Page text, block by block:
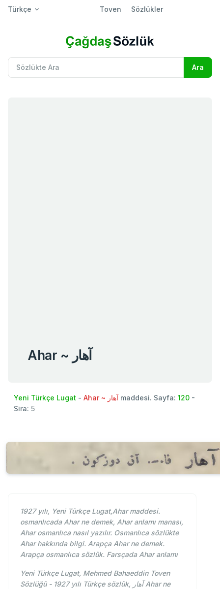
Türkçe Toven Sözlükler
Ahar ~ آهار
Yeni Türkçe Lugat - Ahar ~ آهار maddesi. Sayfa: 120 -
Sira: 5
1927 yılı, Yeni Türkçe Lugat,Ahar maddesi.
osmanlıcada Ahar ne demek, Ahar anlamı manası,
Ahar osmanlıca nasıl yazılır. Osmanlıca sözlükte
Ahar hakkında bilgi. Arapça Ahar ne demek.
Arapça osmanlıca sözlük. Farsçada Ahar anlamı
Yeni Türkçe Lugat, Mehmed Bahaeddin Toven
Sözlüğü - 1927 yılı Türkçe sözlük, آهار Ahar ne